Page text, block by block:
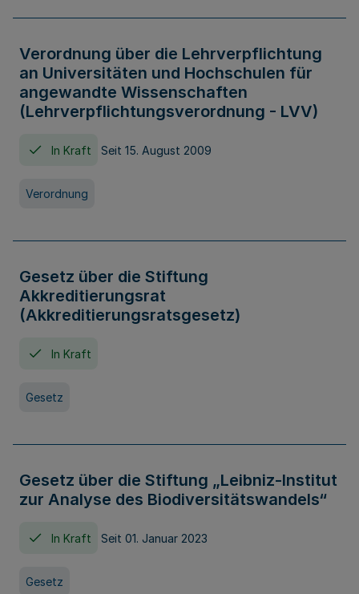
Verordnung über die Lehrverpflichtung
an Universitäten und Hochschulen für
angewandte Wissenschaften
(Lehrverpflichtungsverordnung - LVV)
In Kraft Seit 15. August 2009
Verordnung
Gesetz über die Stiftung
Akkreditierungsrat
(Akkreditierungsratsgesetz)
In Kraft
Gesetz
Gesetz über die Stiftung „Leibniz-Institut
zur Analyse des Biodiversitätswandels“
In Kraft Seit 01. Januar 2023
Gesetz